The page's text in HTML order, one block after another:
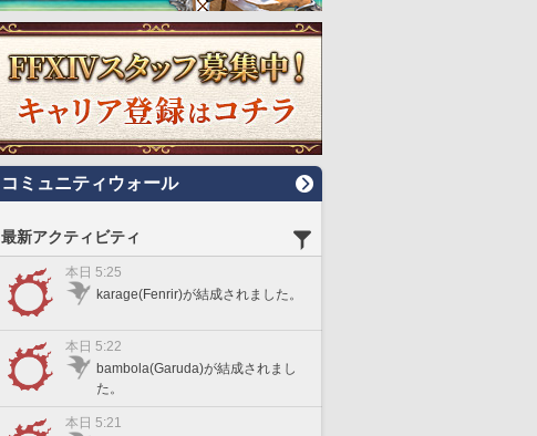
コミュニティウォール
最新アクティビティ
本日 5:25
karage(Fenrir)が結成されました。
本日 5:22
bambola(Garuda)が結成されまし
た。
本日 5:21